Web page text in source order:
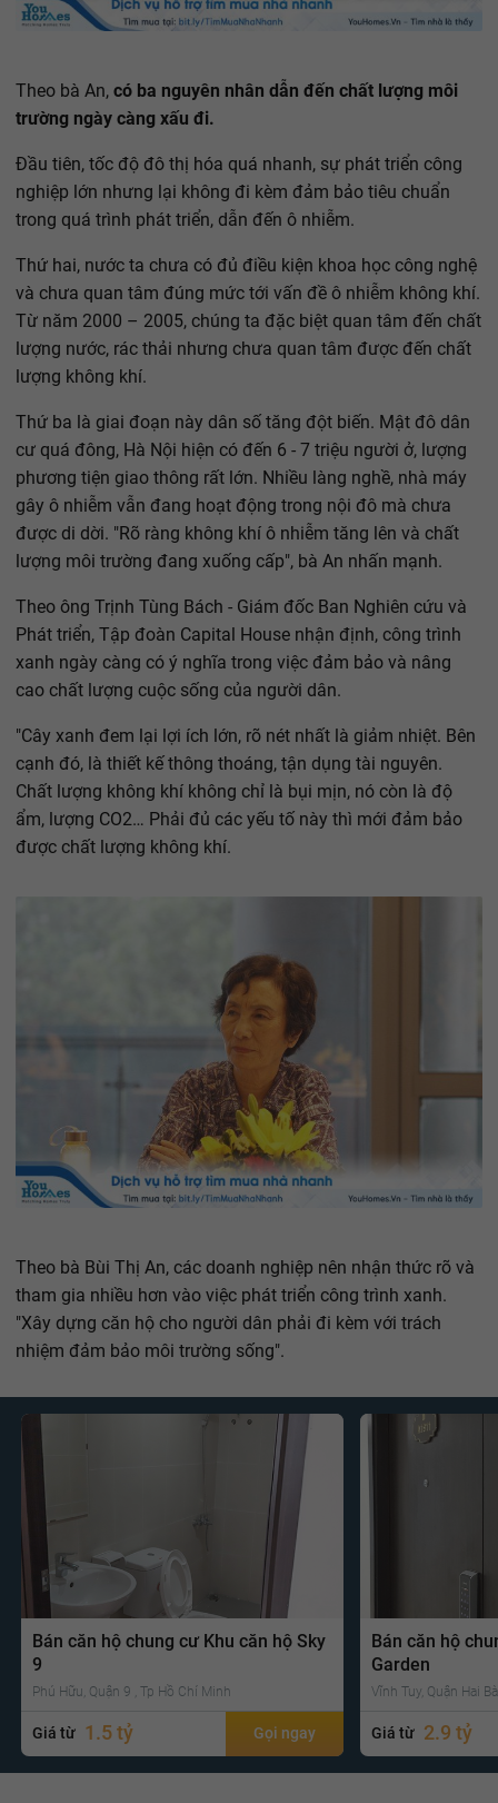
Theo bà An, có ba nguyên nhân dẫn đến chất lượng môi
trường ngày càng xấu đi.
Đầu tiên, tốc độ đô thị hóa quá nhanh, sự phát triển công
nghiệp lớn nhưng lại không đi kèm đảm bảo tiêu chuẩn
trong quá trình phát triển, dẫn đến ô nhiễm.
Thứ hai, nước ta chưa có đủ điều kiện khoa học công nghệ
và chưa quan tâm đúng mức tới vấn đề ô nhiễm không khí.
Từ năm 2000 – 2005, chúng ta đặc biệt quan tâm đến chất
lượng nước, rác thải nhưng chưa quan tâm được đến chất
lượng không khí.
Thứ ba là giai đoạn này dân số tăng đột biến. Mật đô dân
cư quá đông, Hà Nội hiện có đến 6 - 7 triệu người ở, lượng
phương tiện giao thông rất lớn. Nhiều làng nghề, nhà máy
gây ô nhiễm vẫn đang hoạt động trong nội đô mà chưa
được di dời. "Rõ ràng không khí ô nhiễm tăng lên và chất
lượng môi trường đang xuống cấp", bà An nhấn mạnh.
Theo ông Trịnh Tùng Bách - Giám đốc Ban Nghiên cứu và
Phát triển, Tập đoàn Capital House nhận định, công trình
xanh ngày càng có ý nghĩa trong việc đảm bảo và nâng
cao chất lượng cuộc sống của người dân.
"Cây xanh đem lại lợi ích lớn, rõ nét nhất là giảm nhiệt. Bên
cạnh đó, là thiết kế thông thoáng, tận dụng tài nguyên.
Chất lượng không khí không chỉ là bụi mịn, nó còn là độ
ẩm, lượng CO2… Phải đủ các yếu tố này thì mới đảm bảo
được chất lượng không khí.
Theo bà Bùi Thị An, các doanh nghiệp nên nhận thức rõ và
tham gia nhiều hơn vào việc phát triển công trình xanh.
"Xây dựng căn hộ cho người dân phải đi kèm với trách
nhiệm đảm bảo môi trường sống".
Bán căn hộ chung cư Khu căn hộ Sky
9
Phú Hữu, Quận 9 , Tp Hồ Chí Minh
Giá từ 1.5 tỷ Gọi ngay
Bán căn hộ
Garden
Vĩnh Tuy, Quận Hai
Giá từ 2.9 tỷ